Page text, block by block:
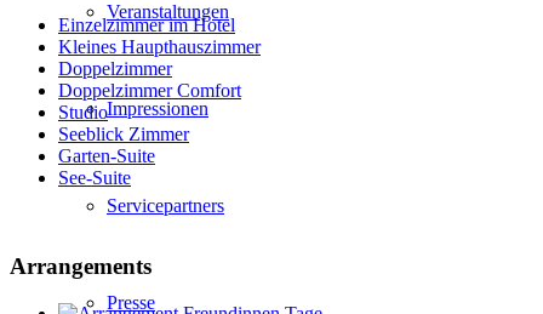
Veranstaltungen
Impressionen
Servicepartners
Presse
Einzelzimmer im Hotel
Kleines Haupthauszimmer
Doppelzimmer
Doppelzimmer Comfort
Studio
Seeblick Zimmer
Garten-Suite
See-Suite
Arrangements